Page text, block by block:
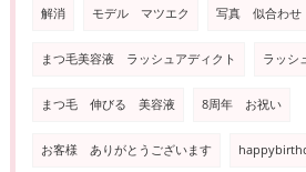
解消 モデル マツエク 写真 似合わせ
まつ毛美容液 ラッシュアディクト ラッシ
まつ毛 伸びる 美容液 8周年 お祝い
お客様 ありがとうございます